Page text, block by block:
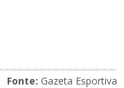
Fonte: Gazeta Esportiva